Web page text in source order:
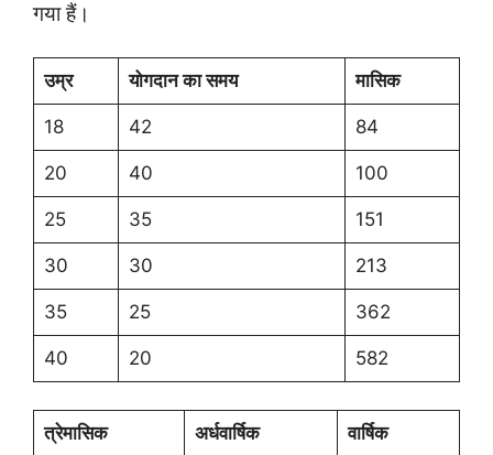
गया हैं।
उम्र योगदान का समय मासिक
18 42 84
20 40 100
25 35 151
30 30 213
35 25 362
40 20 582
त्रेमासिक अर्धवार्षिक वार्षिक